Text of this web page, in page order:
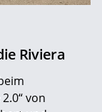
Riviera
von